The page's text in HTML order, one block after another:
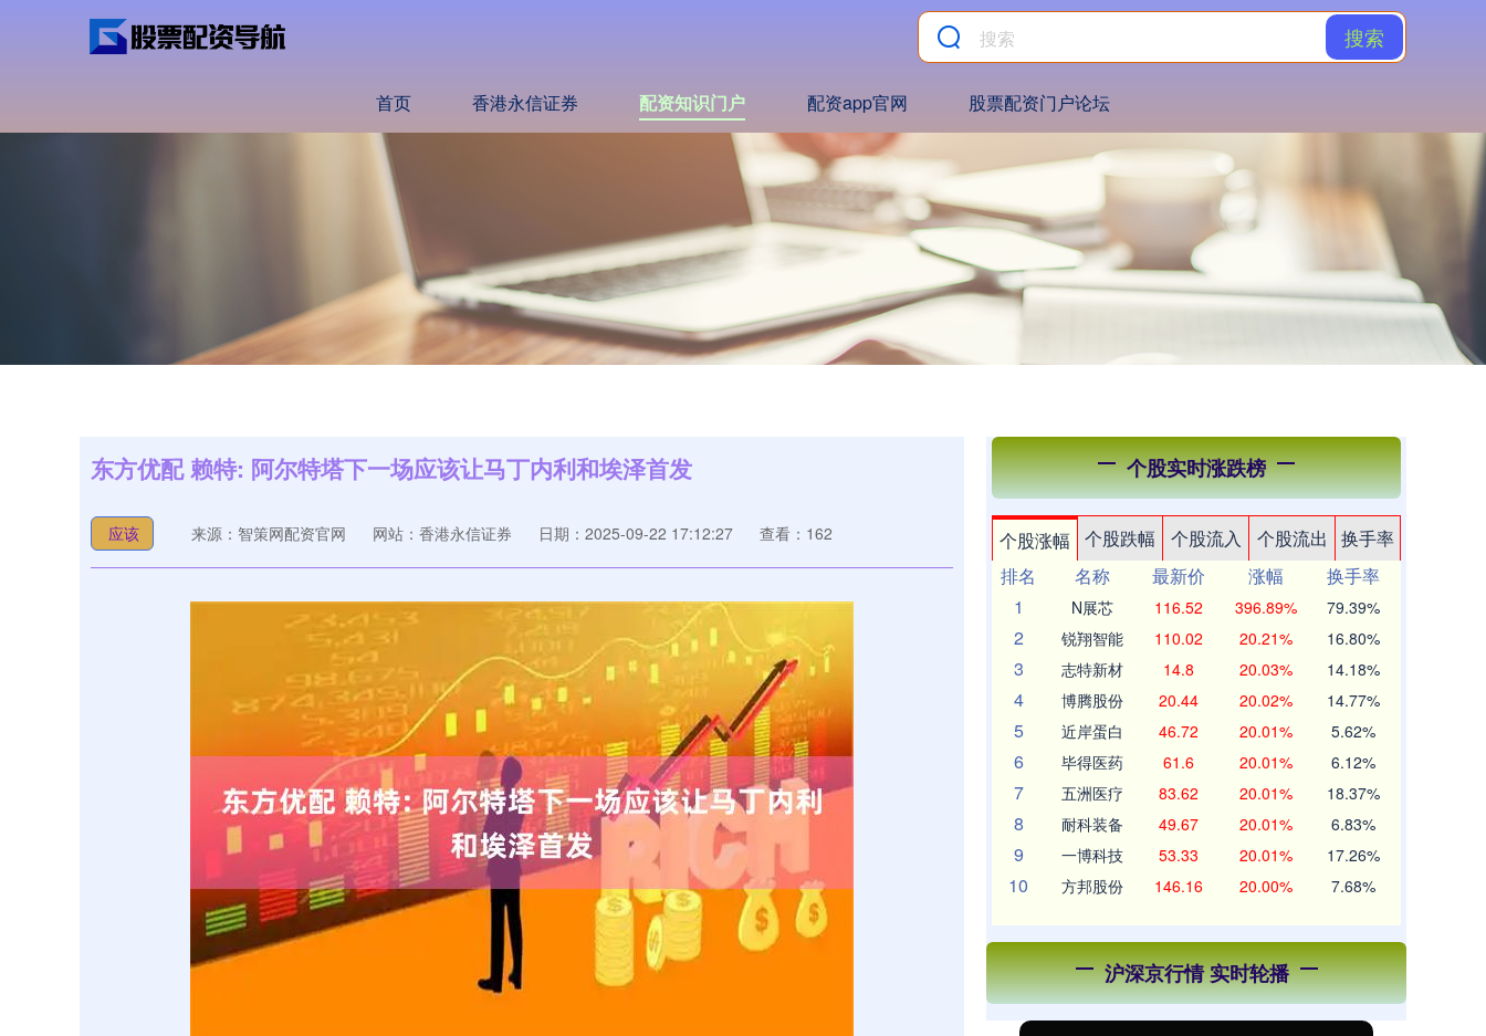
搜索
首页 香港永信证券 配资知识门户 配资app官网 股票配资门户论坛
东方优配 赖特: 阿尔特塔下一场应该让马丁内利和埃泽首发
应该 来源：智策网配资官网 网站：香港永信证券 日期：2025-09-22 17:12:27 查看：162
个股实时涨跌榜
个股涨幅 个股跌幅 个股流入 个股流出
换手率
排名
名称 最新价 涨幅
换手率
1
N展芯 116.52 396.89% 79.39%
2 锐翔智能 110.02 20.21% 16.80%
3 志特新材 14.8 20.03% 14.18%
4 博腾股份 20.44 20.02% 14.77%
5 近岸蛋白 46.72 20.01% 5.62%
6 毕得医药 61.6 20.01% 6.12%
7 五洲医疗 83.62 20.01% 18.37%
8 耐科装备 49.67 20.01% 6.83%
9 一博科技 53.33 20.01% 17.26%
10 方邦股份 146.16 20.00% 7.68%
沪深京行情 实时轮播